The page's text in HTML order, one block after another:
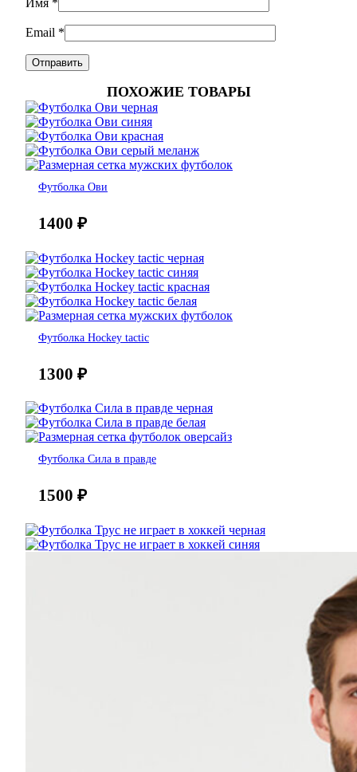
Имя *
Email *
ПОХОЖИЕ ТОВАРЫ
Футболка Ови
1400 ₽
Футболка Hockey tactic
1300 ₽
Футболка Сила в правде
1500 ₽